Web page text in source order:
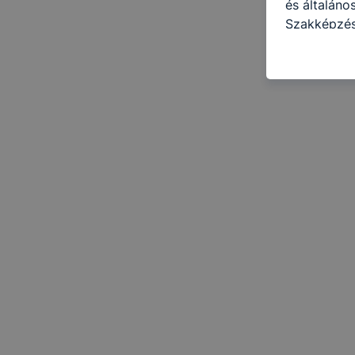
és
célokból
a
használja
Hogyan
böngésző
tétele, a